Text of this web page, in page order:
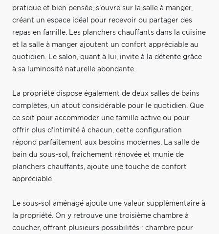
pratique et bien pensée, s'ouvre sur la salle à manger,
créant un espace idéal pour recevoir ou partager des
repas en famille. Les planchers chauffants dans la cuisine
et la salle à manger ajoutent un confort appréciable au
quotidien. Le salon, quant à lui, invite à la détente grâce
à sa luminosité naturelle abondante.
La propriété dispose également de deux salles de bains
complètes, un atout considérable pour le quotidien. Que
ce soit pour accommoder une famille active ou pour
offrir plus d'intimité à chacun, cette configuration
répond parfaitement aux besoins modernes. La salle de
bain du sous-sol, fraîchement rénovée et munie de
planchers chauffants, ajoute une touche de confort
appréciable.
Le sous-sol aménagé ajoute une valeur supplémentaire à
la propriété. On y retrouve une troisième chambre à
coucher, offrant plusieurs possibilités : chambre pour